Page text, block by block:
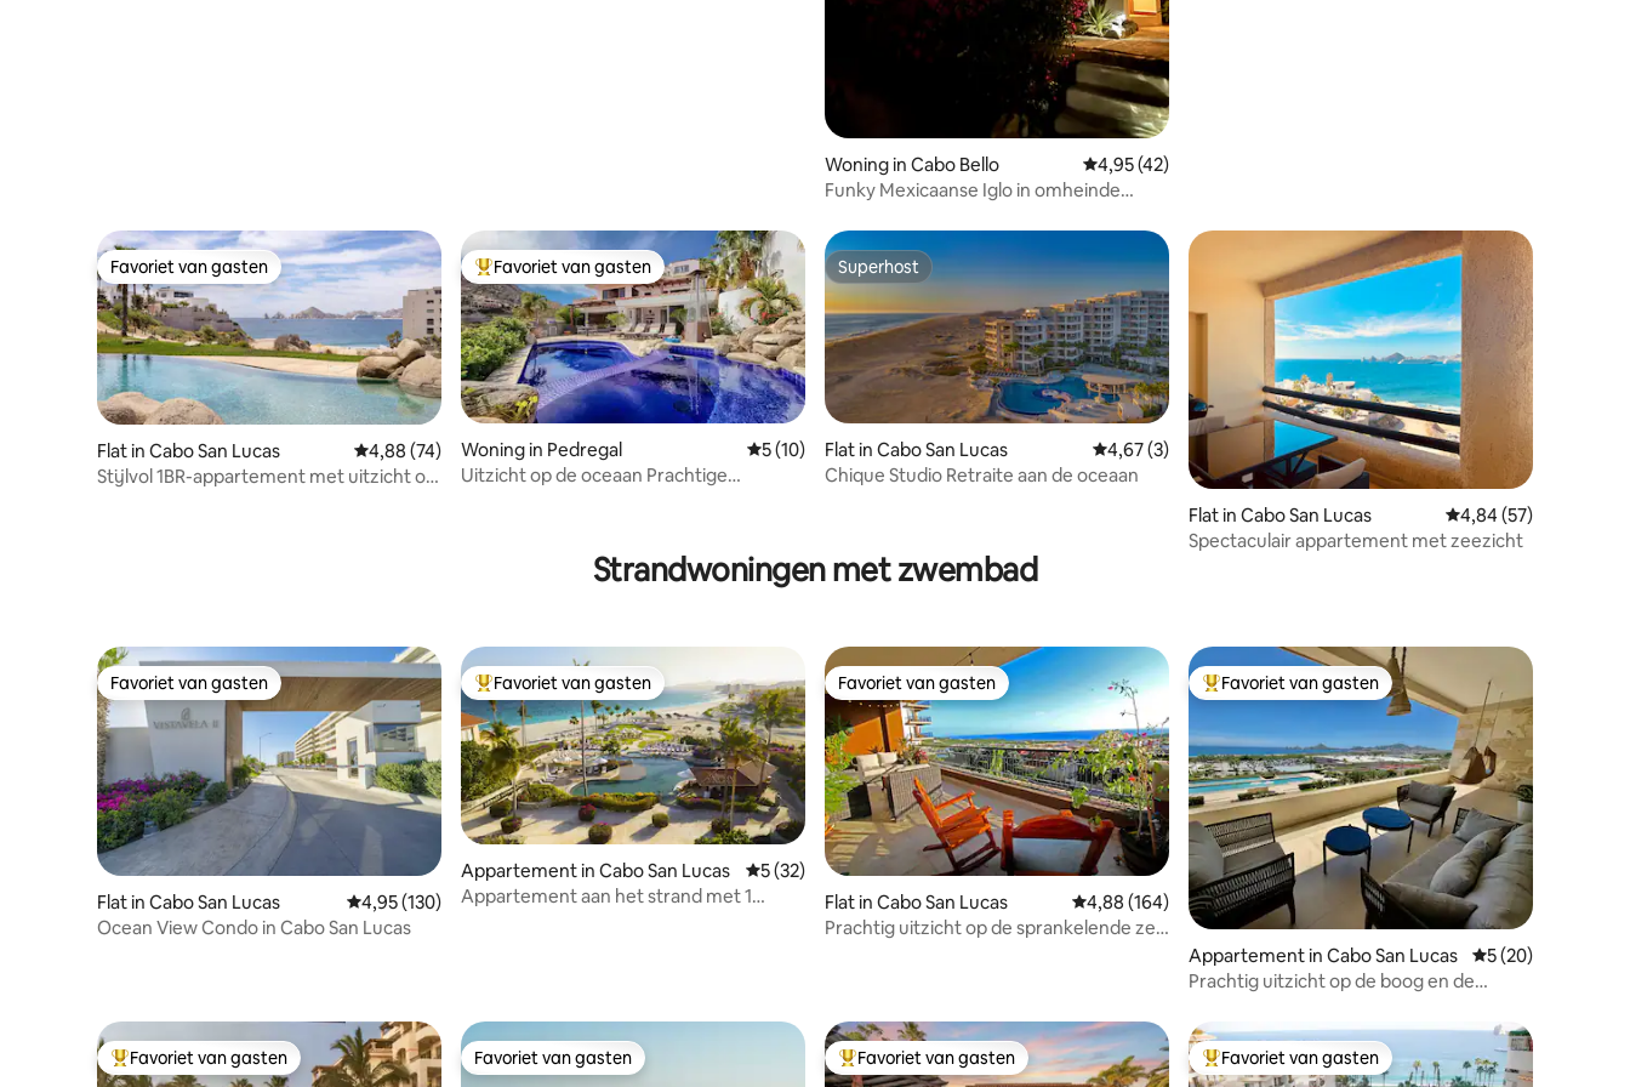
Woning in Cabo Bello Gemiddelde beoordeling van 4,95 op 5, 42 recensies
4,95 (42)
Funky Mexicaanse Iglo in omheinde
Favoriet van gasten
Favoriet van gasten
Flat in Cabo San Lucas Gemiddelde beoordeling van 4,88 op 5, 74 recensies
4,88 (74)
Stijlvol 1BR-appartement met uitzicht op
Topfavoriet van gasten
Favoriet van gasten
Woning in Pedregal Gemiddelde beoordeling van 5 op 5, 10 recensies
5 (10)
Uitzicht op de oceaan Prachtige
Superhost
Superhost
Flat in Cabo San Lucas Gemiddelde beoordeling van 4,67 op 5, 3 recensies
4,67 (3)
Chique Studio Retraite aan de oceaan
Flat in Cabo San Lucas
Gemiddelde
4,84 (57)
Spectaculair appartement met zeezicht
Strandwoningen met zwembad
Favoriet van gasten
Favoriet van gasten
Flat in Cabo San Lucas Gemiddelde beoordeling van 4,95 op 5, 130 recensies
4,95 (130)
Ocean View Condo in Cabo San Lucas
Topfavoriet van gasten
Favoriet van gasten
Appartement in Cabo San Lucas Gemiddelde beoordeling van 5 op 5, 32 recensies
5 (32)
Appartement aan het strand met 1
Favoriet van gasten
Favoriet van gasten
Flat in Cabo San Lucas Gemiddelde beoordeling van 4,88 op 5, 164 recensies
4,88 (164)
Prachtig uitzicht op de sprankelende zee
Topfavoriet van gasten
Favoriet van gasten
Appartement in Cabo San Lucas Gemiddelde
5 (20)
Prachtig uitzicht op de boog en de
@VistaVela2
Topfavoriet van gasten
Favoriet van gasten Favoriet van gasten
Favoriet van gasten Topfavoriet van gasten
Favoriet van gasten Topfavoriet van gasten
Favoriet van gasten